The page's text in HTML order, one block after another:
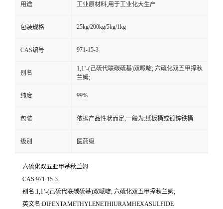
用途 工业原材料,用于工业化大生产
包装规格 25kg/200kg/5kg/1kg
CAS编号 971-15-3
别名
1,1’-(己硫代联碳硫基)双哌啶; 六硫化双五甲撑秋
兰姆;
纯度 99%
包装 依据产品性状而定,一般为:纸板桶或镀锌铁桶
级别 医药级
六硫化双五亚甲基秋兰姆
CAS:971-15-3
别名:1,1’-(己硫代联碳硫基)双哌啶; 六硫化双五甲撑秋兰姆;
英文名:DIPENTAMETHYLENETHIURAMHEXASULFIDE